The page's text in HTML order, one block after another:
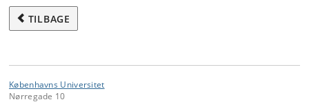
TILBAGE
Københavns Universitet
Nørregade 10